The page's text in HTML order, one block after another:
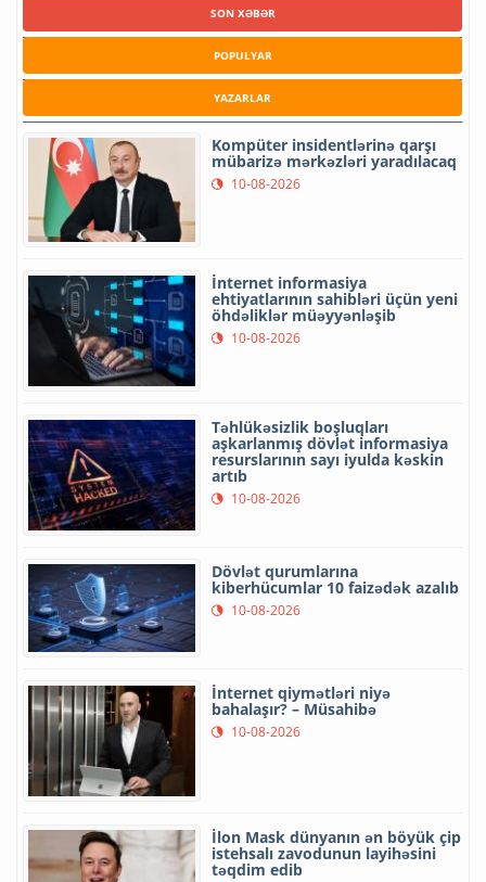
SON XƏBƏR
POPULYAR
YAZARLAR
Kompüter insidentlərinə qarşı
mübarizə mərkəzləri yaradılacaq
10-08-2026
İnternet informasiya
ehtiyatlarının sahibləri üçün yeni
öhdəliklər müəyyənləşib
10-08-2026
Təhlükəsizlik boşluqları
aşkarlanmış dövlət informasiya
resurslarının sayı iyulda kəskin
artıb
10-08-2026
Dövlət qurumlarına
kiberhücumlar 10 faizədək azalıb
10-08-2026
İnternet qiymətləri niyə
bahalaşır? – Müsahibə
10-08-2026
İlon Mask dünyanın ən böyük çip
istehsalı zavodunun layihəsini
təqdim edib